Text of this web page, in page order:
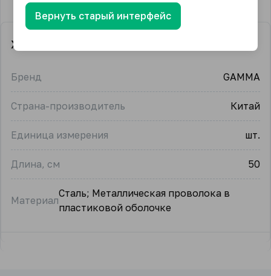
Характеристики
Бренд GAMMA
Страна-производитель Китай
Единица измерения шт.
Длина, см 50
Материал
Сталь; Металлическая проволока в
пластиковой оболочке
Вернуть старый интерфейс